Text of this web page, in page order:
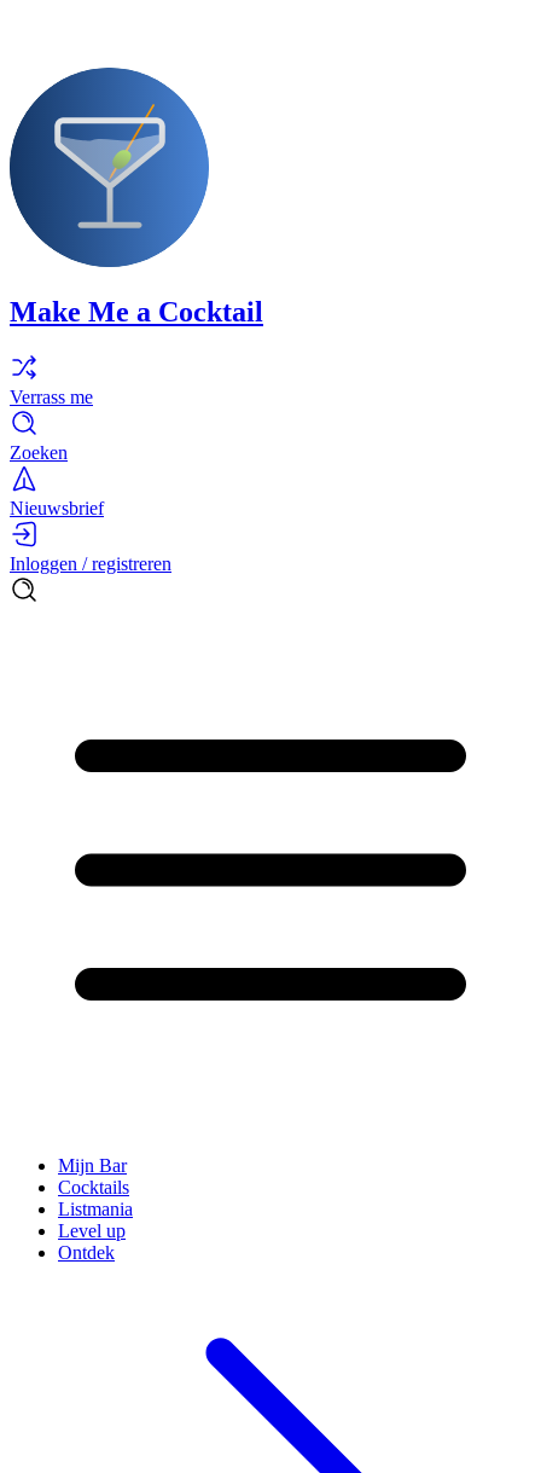
Make Me a Cocktail
Verrass me
Zoeken
Nieuwsbrief
Inloggen / registreren
Mijn Bar
Cocktails
Listmania
Level up
Ontdek